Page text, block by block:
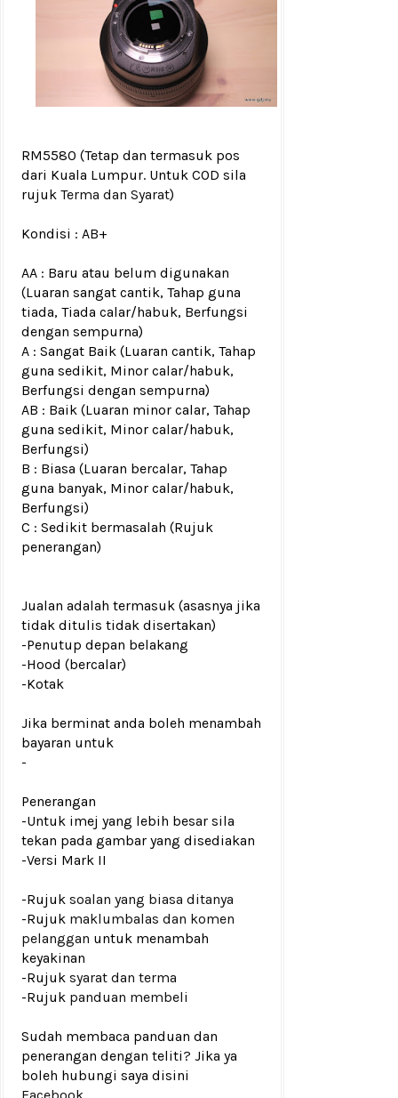
RM5580 (Tetap dan termasuk pos
dari Kuala Lumpur. Untuk COD sila
rujuk Terma dan Syarat)
Kondisi : AB+
AA : Baru atau belum digunakan
(Luaran sangat cantik, Tahap guna
tiada, Tiada calar/habuk, Berfungsi
dengan sempurna)
A : Sangat Baik (Luaran cantik, Tahap
guna sedikit, Minor calar/habuk,
Berfungsi dengan sempurna)
AB : Baik (Luaran minor calar, Tahap
guna sedikit, Minor calar/habuk,
Berfungsi)
B : Biasa (Luaran bercalar, Tahap
guna banyak, Minor calar/habuk,
Berfungsi)
C : Sedikit bermasalah (Rujuk
penerangan)
Jualan adalah termasuk (asasnya jika
tidak ditulis tidak disertakan)
-Penutup depan belakang
-Hood (bercalar)
-Kotak
Jika berminat anda boleh menambah
bayaran untuk
-
Penerangan
-Untuk imej yang lebih besar sila
tekan pada gambar yang disediakan
-Versi Mark II
-Rujuk soalan yang biasa ditanya
-Rujuk maklumbalas dan komen
pelanggan untuk menambah
keyakinan
-Rujuk syarat dan terma
-Rujuk panduan membeli
Sudah membaca panduan dan
penerangan dengan teliti? Jika ya
boleh hubungi saya disini